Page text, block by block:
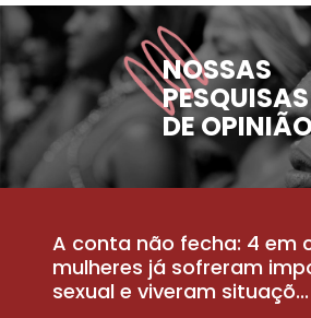
NOSSAS
PESQUISAS
DE
A conta não fecha: 4 em
mulheres já sofreram
sexual e viveram situaçõ...